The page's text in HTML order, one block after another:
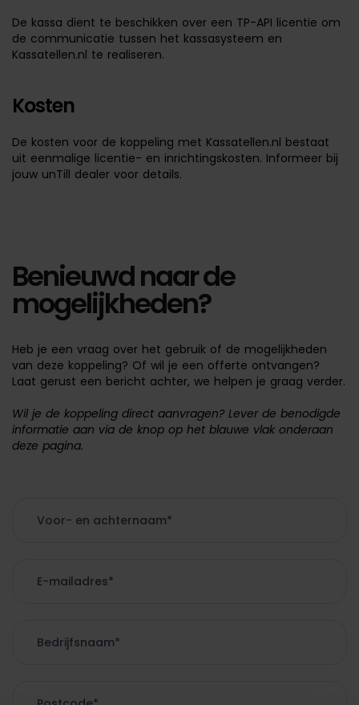
De kassa dient te beschikken over een TP-API licentie om
de communicatie tussen het kassasysteem en
Kassatellen.nl te realiseren.
Kosten
De kosten voor de koppeling met Kassatellen.nl bestaat
uit eenmalige licentie- en inrichtingskosten. Informeer bij
jouw unTill dealer voor details.
Benieuwd naar de
mogelijkheden?
Heb je een vraag over het gebruik of de mogelijkheden
van deze koppeling? Of wil je een offerte ontvangen?
Laat gerust een bericht achter, we helpen je graag verder.
Wil je de koppeling direct aanvragen? Lever de benodigde
informatie aan via de knop op het blauwe vlak onderaan
deze pagina.